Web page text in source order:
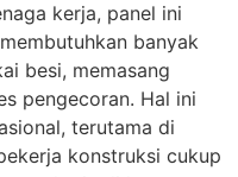
kerja, panel ini
banyak
besi, memasang
pengecoran. Hal ini
terutama di
konstruksi cukup